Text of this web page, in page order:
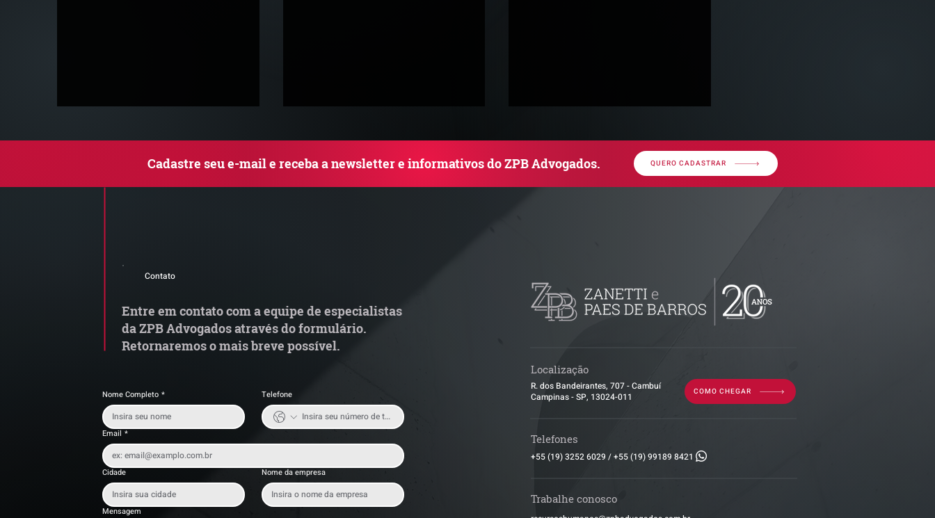
Alerta de Tentativa de
condominial anterior?
Cadastre seu e-mail e receba a newsletter e informativos do ZPB Advogados. QUERO CADASTRAR
Contato
Entre em contato com a equipe de especialistas
da ZPB Advogados através do formulário.
Retornaremos o mais breve possível.
Nome Completo * Telefone
Email *
Cidade Nome da empresa
Mensagem
Localização
R. dos Bandeirantes, 707 - Cambuí
Campinas - SP, 13024-011
COMO CHEGAR
Telefones
+55 (19) 3252 6029 /+55 (19) 99189 8421
Trabalhe conosco